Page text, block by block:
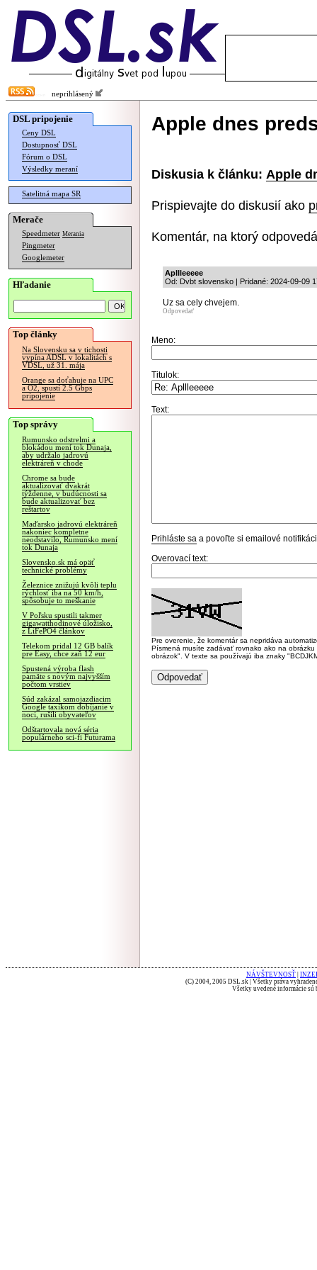
neprihlásený
DSL pripojenie
Ceny DSL
Dostupnosť DSL
Fórum o DSL
Výsledky meraní
Satelitná mapa SR
Merače
Speedmeter Merania
Pingmeter
Googlemeter
Hľadanie
Top články
Na Slovensku sa v tichosti
vypína ADSL v lokalitách s
VDSL, už 31. mája
Orange sa doťahuje na UPC
a O2, spustí 2.5 Gbps
pripojenie
Top správy
Rumunsko odstrelmi a
blokádou mení tok Dunaja,
aby udržalo jadrovú
elektráreň v chode
Chrome sa bude
aktualizovať dvakrát
týždenne, v budúcnosti sa
bude aktualizovať bez
reštartov
Maďarsko jadrovú elektráreň
nakoniec kompletne
neodstavilo, Rumunsko mení
tok Dunaja
Slovensko.sk má opäť
technické problémy
Železnice znižujú kvôli teplu
rýchlosť iba na 50 km/h,
spôsobuje to meškanie
V Poľsku spustili takmer
gigawatthodinové úložisko,
z LiFePO4 článkov
Telekom pridal 12 GB balík
pre Easy, chce zaň 12 eur
Spustená výroba flash
pamäte s novým najvyšším
počtom vrstiev
Súd zakázal samojazdiacim
Google taxíkom dobíjanie v
noci, rušili obyvateľov
Odštartovala nová séria
populárneho sci-fi Futurama
Apple dnes
Diskusia k článku: Apple
Prispievajte do diskusií ako
Komentár, na ktorý
Apllleeeee
Od: Dvbt slovensko | Pridané: 2024-09-09
Uz sa cely chvejem.
Odpovedať
Meno:
Titulok:
Text:
Prihláste sa a povoľte si emailové
Overovací text:
Pre overenie, že komentár sa nepridáva
Písmená musíte zadávať rovnako ako na
obrázok". V texte sa používajú iba znaky
NÁVŠTEVNOSŤ
(C) 2004, 2005 DSL.sk | Všetky práva
Všetky uvedené informácie sú